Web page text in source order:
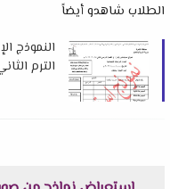
الطلاب شاهدو أيضاً
النموذج
الترم الثاني 2026 لمديرية التربية و التعليم